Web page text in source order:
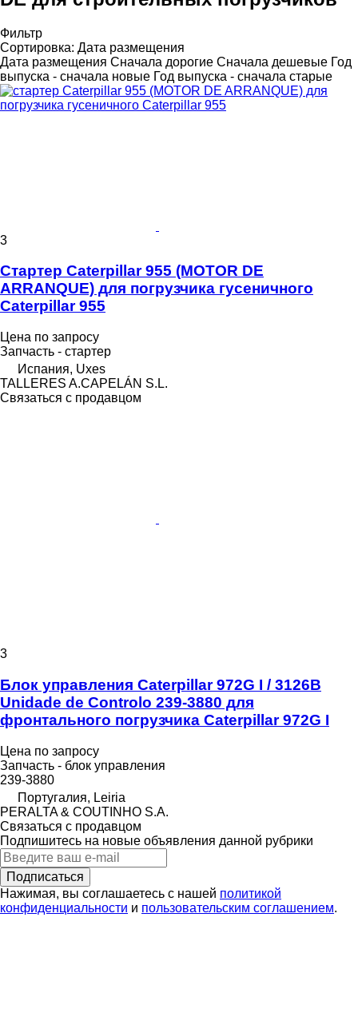
Фильтр
Сортировка: Дата размещения
Дата размещения Сначала дорогие Сначала дешевые Год
выпуска - сначала новые Год выпуска - сначала старые
3
Стартер Caterpillar 955 (MOTOR DE
ARRANQUE) для погрузчика гусеничного
Caterpillar 955
Цена по запросу
Запчасть - стартер
Испания, Uxes
TALLERES A.CAPELÁN S.L.
Связаться с продавцом
3
Блок управления Caterpillar 972G I / 3126B
Unidade de Controlo 239-3880 для
фронтального погрузчика Caterpillar 972G I
Цена по запросу
Запчасть - блок управления
239-3880
Португалия, Leiria
PERALTA & COUTINHO S.A.
Связаться с продавцом
Подпишитесь на новые объявления данной рубрики
Подписаться
Нажимая, вы соглашаетесь с нашей политикой
конфиденциальности и пользовательским соглашением.